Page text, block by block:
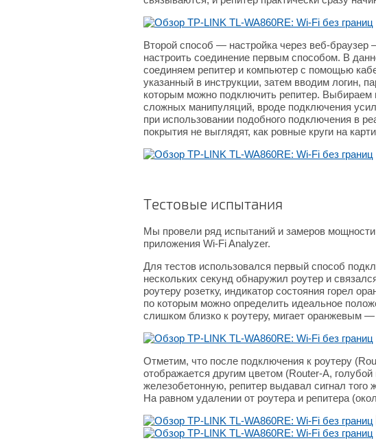
Второй способ — настройка через веб-
настроить соединение первым способом. В
соединяем репитер и компьютер с помощью
указанный в инструкции, затем вводим логин,
которым можно подключить репитер. Выбираем
сложных манипуляций, вроде подключения
при использовании подобного подключения в
покрытия не выглядят, как ровные круги на
Тестовые испытания
Мы провели ряд испытаний и замеров
приложения Wi-Fi Analyzer.
Для тестов использовался первый способ
нескольких секунд обнаружил роутер и
роутеру розетку, индикатор состояния горел
по которым можно определить идеальное
слишком близко к роутеру, мигает оранжевым
Отметим, что после подключения к роутеру
отображается другим цветом (Router-A,
железобетонную, репитер выдавал сигнал того
На равном удалении от роутера и репитера